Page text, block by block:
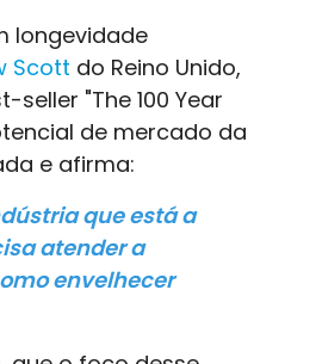
longevidade
Scott do Reino Unido,
"The 100 Year
de mercado da
e afirma:
que está a
atender a
envelhecer